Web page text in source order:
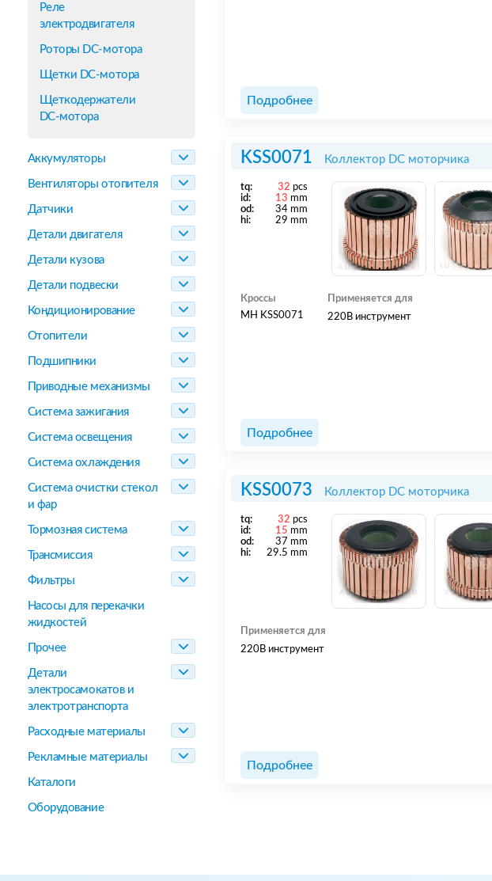
Реле
электродвигателя
Роторы DC-мотора
Щетки DC-мотора
Щеткодержатели
DC-мотора
Аккумуляторы
Вентиляторы отопителя
Датчики
Детали двигателя
Детали кузова
Детали подвески
Кондиционирование
Отопители
Подшипники
Приводные механизмы
Система зажигания
Система освещения
Система охлаждения
Система очистки стекол
и фар
Тормозная система
Трансмиссия
Фильтры
Насосы для перекачки
жидкостей
Прочее
Детали
электросамокатов и
электротранспорта
Расходные материалы
Рекламные материалы
Каталоги
Оборудование
Подробнее
KSS0071 Коллектор DC моторчика
tq: 32 pcs
id:
13 mm
od:
34 mm
hi:
29 mm
Кроссы
MH KSS0071
Применяется для
220В инструмент
Подробнее
KSS0073 Коллектор DC моторчика
tq: 32 pcs
id:
15 mm
od:
37 mm
hi:
29.5 mm
Применяется для
220В инструмент
Подробнее